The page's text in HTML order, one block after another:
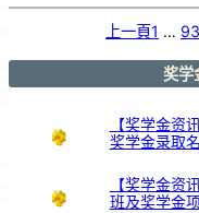
光
幕
】
上一頁1 … 93
奖学
【奖学金资
奖学金录取
【奖学金资
班及奖学金